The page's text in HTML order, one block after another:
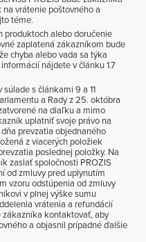
vrátenie poštovného a
téme.
produktoch alebo doručenie
zaplatená zákazníkom bude
chyba alebo vada sa týka
nájdete v článku 1.7
s článkami 9 a 11
a Rady z 25. októbra
na diaľku a mimo
uplatniť svoje právo na
prevzatia objednaného
z viacerých položiek
poslednej položky. Na
zaslať spoločnosti PROZIS
od zmluvy pred uplynutím
vzoru odstúpenia od zmluvy
v plnej výške sumu
vrátenia a refundácií
zákazníka kontaktovať, aby
a objasnil prípadné ďalšie